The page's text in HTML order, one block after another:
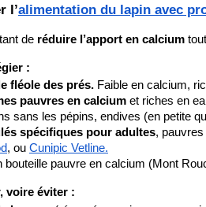
l’​alimentation du lapin avec
de réduire l’apport en calcium
:
fléole des prés. Faible en calcium,
pauvres en calcium et riches en
sans les pépins, endives (en petite
spécifiques pour adultes,
, ou Cunipic Vetline.
bouteille pauvre en calcium (Mont
voire éviter :